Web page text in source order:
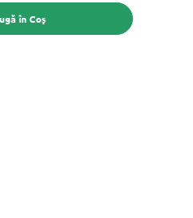
în Coş